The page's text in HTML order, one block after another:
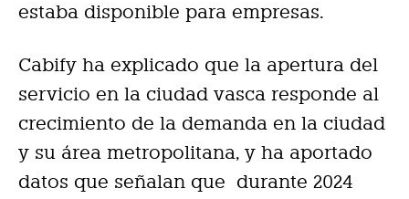
estaba disponible para empresas.
Cabify ha explicado que la apertura del
servicio en la ciudad vasca responde al
crecimiento de la demanda en la ciudad
y su área metropolitana, y ha aportado
datos que señalan que durante 2024